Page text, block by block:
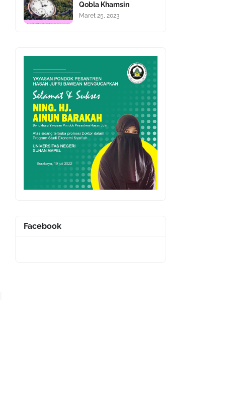
Qobla Khamsin
Maret 25, 2023
Facebook